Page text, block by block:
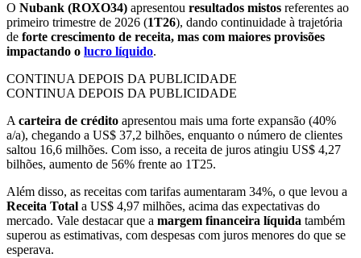
O Nubank (ROXO34) apresentou resultados mistos referentes ao
primeiro trimestre de 2026 (1T26), dando continuidade à trajetória
de forte crescimento de receita, mas com maiores provisões
impactando o lucro líquido.
CONTINUA DEPOIS DA PUBLICIDADE
CONTINUA DEPOIS DA PUBLICIDADE
A carteira de crédito apresentou mais uma forte expansão (40%
a/a), chegando a US$ 37,2 bilhões, enquanto o número de clientes
saltou 16,6 milhões. Com isso, a receita de juros atingiu US$ 4,27
bilhões, aumento de 56% frente ao 1T25.
Além disso, as receitas com tarifas aumentaram 34%, o que levou a
Receita Total a US$ 4,97 milhões, acima das expectativas do
mercado. Vale destacar que a margem financeira líquida também
superou as estimativas, com despesas com juros menores do que se
esperava.